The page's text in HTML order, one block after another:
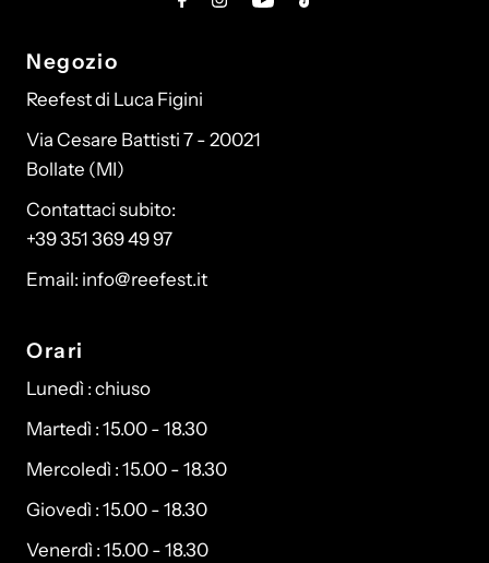
Negozio
Reefest di Luca Figini
Via Cesare Battisti 7 - 20021
Bollate (MI)
Contattaci subito:
+39 351 369 49 97
Email: info@reefest.it
Orari
Lunedì : chiuso
Martedì : 15.00 - 18.30
Mercoledì : 15.00 - 18.30
Giovedì : 15.00 - 18.30
Venerdì : 15.00 - 18.30